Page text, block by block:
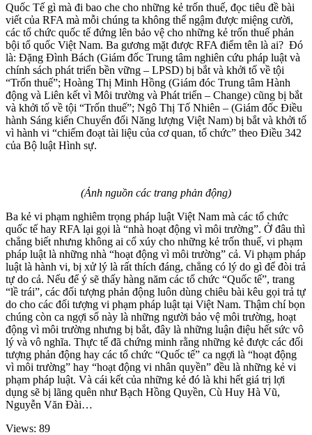
Quốc Tế gì mà đi bao che cho những kẻ trốn thuế, đọc tiêu đề bài
viết của RFA mà mỗi chúng ta không thể ngậm được miệng cười,
các tổ chức quốc tế đứng lên bảo vệ cho những kẻ trốn thuế phản
bội tổ quốc Việt Nam. Ba gương mặt được RFA điểm tên là ai? Đó
là: Đặng Đình Bách (Giám đốc Trung tâm nghiên cứu pháp luật và
chính sách phát triển bền vững – LPSD) bị bắt và khởi tố về tội
“Trốn thuế”; Hoàng Thị Minh Hồng (Giám đóc Trung tâm Hành
động và Liên kết vì Môi trường và Phát triển – Change) cũng bị bắt
và khởi tố về tội “Trốn thuế”; Ngô Thị Tố Nhiên – (Giám đốc Điều
hành Sáng kiến Chuyển đổi Năng lượng Việt Nam) bị bắt và khởi tố
vì hành vi “chiếm đoạt tài liệu của cơ quan, tổ chức” theo Điều 342
của Bộ luật Hình sự.
(Ảnh nguồn các trang phản động)
Ba kẻ vi phạm nghiêm trọng pháp luật Việt Nam mà các tổ chức
quốc tế hay RFA lại gọi là “nhà hoạt động vì môi trường”. Ở đâu thì
chẳng biết nhưng không ai cổ xúy cho những kẻ trốn thuế, vi phạm
pháp luật là những nhà “hoạt động vì môi trường” cả. Vi phạm pháp
luật là hành vi, bị xử lý là rất thích đáng, chẳng có lý do gì để đòi trả
tự do cả. Nếu để ý sẽ thấy hàng năm các tổ chức “Quốc tế”, trang
“lề trái”, các đối tượng phản động luôn dùng chiêu bài kêu gọi trả tự
do cho các đối tượng vi phạm pháp luật tại Việt Nam. Thậm chí bọn
chúng còn ca ngợi số này là những người bảo vệ môi trường, hoạt
động vì môi trường nhưng bị bắt, đây là những luận điệu hết sức vô
lý và vô nghĩa. Thực tế đã chứng minh rằng những kẻ được các đối
tượng phản động hay các tổ chức “Quốc tế” ca ngợi là “hoạt động
vì môi trường” hay “hoạt động vi nhân quyền” đều là những kẻ vi
phạm pháp luật. Và cái kết của những kẻ đó là khi hết giá trị lợi
dụng sẽ bị lãng quên như Bạch Hồng Quyền, Cù Huy Hà Vũ,
Nguyễn Văn Đài…
Views: 89